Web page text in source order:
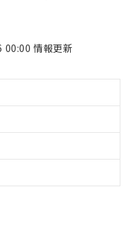
情報更新